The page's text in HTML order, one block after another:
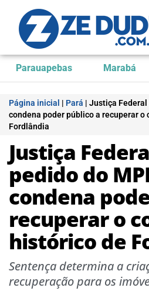
Parauapebas Marabá
Página inicial | Pará | Justiça Federal
condena poder público a recuperar o
Fordlândia
Justiça
pedido do
condena
recuperar o
histórico de
Sentença determina a
recuperação para os